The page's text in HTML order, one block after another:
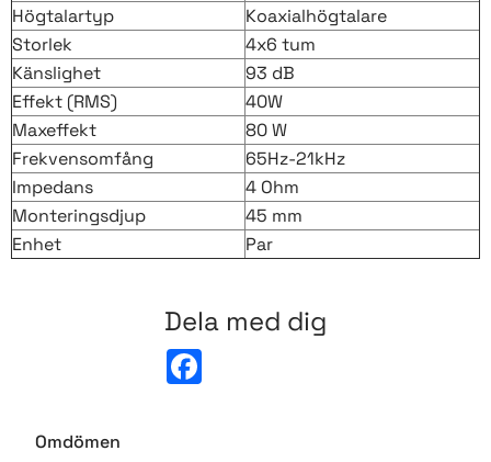
Högtalartyp
Koaxialhögtalare
Storlek
4x6 tum
Känslighet
93 dB
Effekt (RMS)
40W
Maxeffekt
80 W
Frekvensomfång
65Hz-21kHz
Impedans
4 Ohm
Monteringsdjup
45 mm
Enhet
Par
Dela med dig
Omdömen